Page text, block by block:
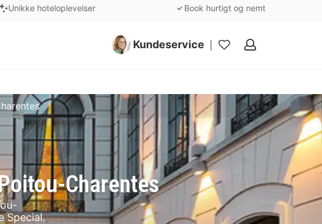
Unikke hoteloplevelser Book hurtigt og nemt
Kundeservice
Mine
Charentes
Special.